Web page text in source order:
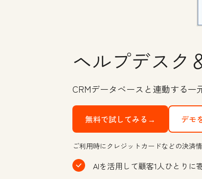
ヘルプデスク
CRMデータベースと連動する一
無料で試してみる→ デモ
ご利用時にクレジットカードなどの決済
AIを活用して顧客1人ひとりに